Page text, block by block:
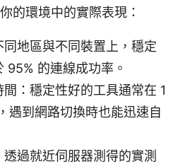
的環境中的實際表現：
地區與不同裝置上，穩定
95% 的連線成功率。
：穩定性好的工具通常在 1
遇到網路切換時也能迅速自
過就近伺服器測得的實測